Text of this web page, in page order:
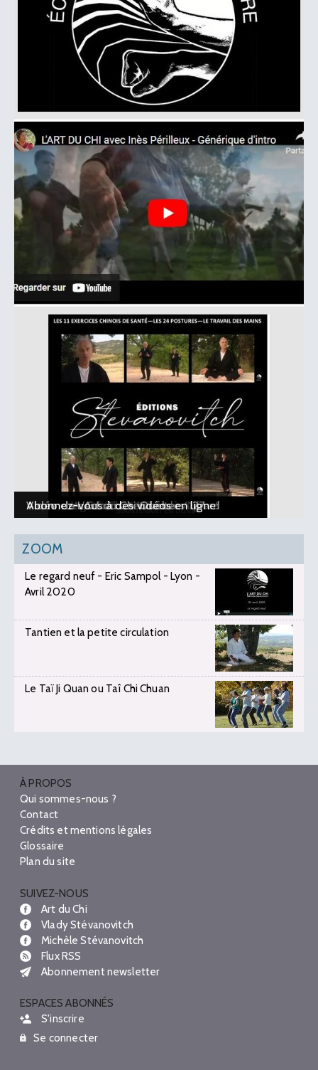
Le planning 2026-2027 est en ligne !
Vidéo : L’Art du Chi - 10 ans à Aubard
Vidéo : Les 5 formateurs et les 127
Vidéo de L’Art du Chi Québec
Abonnez-vous à des vidéos en ligne
ZOOM
Le regard neuf - Eric Sampol - Lyon -
Avril 2020
Tantien et la petite circulation
Le Taï Ji Quan ou Taî Chi Chuan
À PROPOS
Qui sommes-nous ?
Contact
Crédits et mentions légales
Glossaire
Plan du site
SUIVEZ-NOUS
Art du Chi
Vlady Stévanovitch
Michèle Stévanovitch
Flux RSS
Abonnement newsletter
ESPACES ABONNÉS
S'inscrire
Se connecter